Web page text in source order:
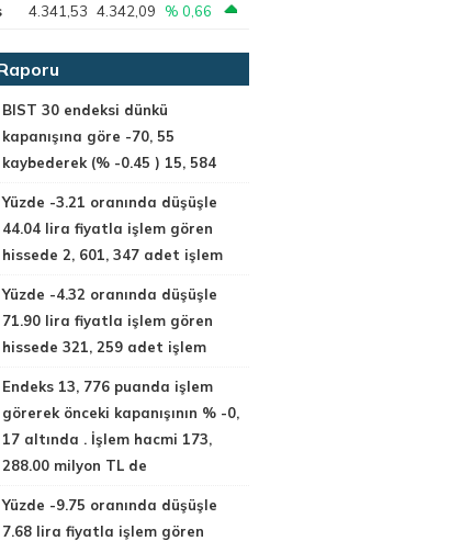
4.341,53 4.342,09 % 0,66
BIST 30 endeksi dünkü
kapanışına göre -70, 55
kaybederek (% -0.45 ) 15, 584
Yüzde -3.21 oranında düşüşle
44.04 lira fiyatla işlem gören
hissede 2, 601, 347 adet işlem
Yüzde -4.32 oranında düşüşle
71.90 lira fiyatla işlem gören
hissede 321, 259 adet işlem
Endeks 13, 776 puanda işlem
görerek önceki kapanışının % -0,
17 altında . İşlem hacmi 173,
288.00 milyon TL de
Yüzde -9.75 oranında düşüşle
7.68 lira fiyatla işlem gören